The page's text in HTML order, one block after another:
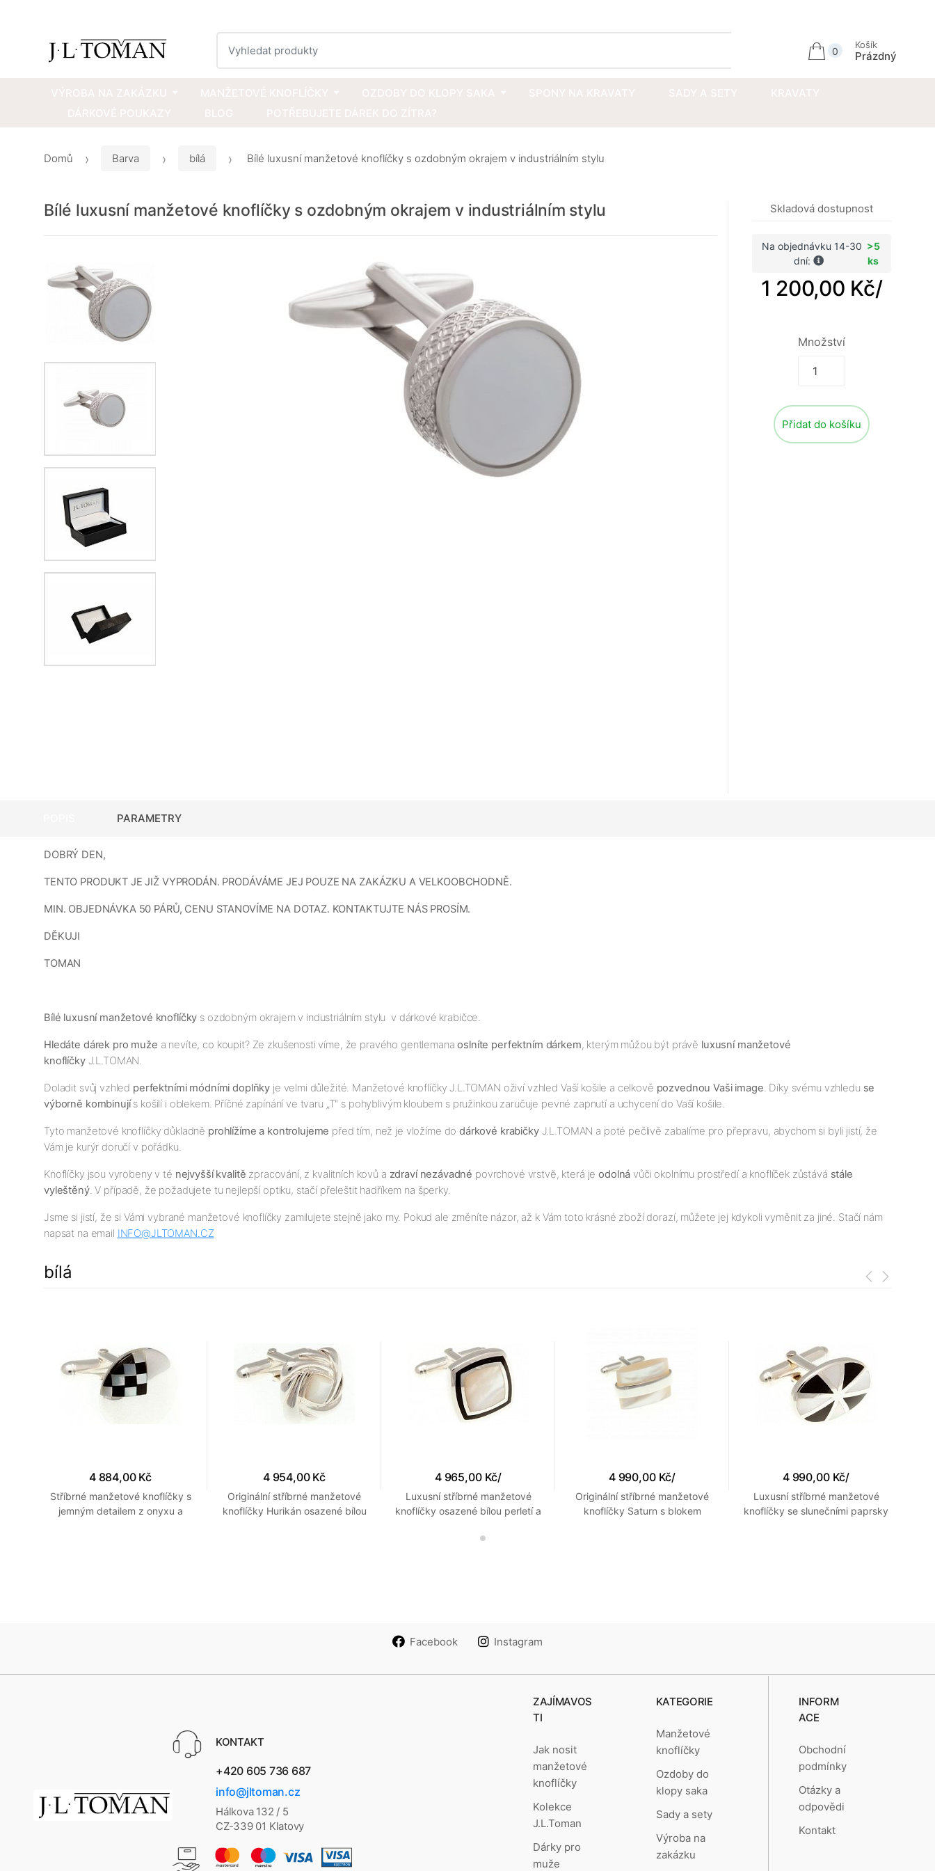
0
Košík
Prázdný
Domů Barva bílá Bílé luxusní manžetové knoflíčky s ozdobným okrajem v industriálním stylu
Bílé luxusní manžetové knoflíčky s ozdobným okrajem v industriálním stylu Skladová dostupnost
Na objednávku 14-30
dní:
>5
ks
1 200,00 Kč/
Množství
Přidat do košíku
PARAMETRY
DOBRÝ DEN,
TENTO PRODUKT JE JIŽ VYPRODÁN. PRODÁVÁME JEJ POUZE NA ZAKÁZKU A VELKOOBCHODNĚ.
MIN. OBJEDNÁVKA 50 PÁRŮ, CENU STANOVÍME NA DOTAZ. KONTAKTUJTE NÁS PROSÍM.
DĚKUJI
TOMAN
Bílé luxusní manžetové knoflíčky s ozdobným okrajem v industriálním stylu v dárkové krabičce.
Hledáte dárek pro muže a nevíte, co koupit? Ze zkušenosti víme, že pravého gentlemanaoslníte perfektním dárkem, kterým můžou být právě luxusní manžetové
knoflíčky J.L.TOMAN.
Doladit svůj vzhled perfektními módními doplňky je velmi důležité. Manžetové knoflíčky J.L.TOMAN oživí vzhled Vaší košile a celkově pozvednou Vaši image. Díky svému vzhledu se
výborně kombinujís košilí i oblekem. Příčné zapínání ve tvaru „T" s pohyblivým kloubem s pružinkou zaručuje pevné zapnutí a uchycení do Vaší košile.
Tyto manžetové knoflíčky důkladně prohlížíme a kontrolujeme před tím, než je vložíme dodárkové krabičkyJ.L.TOMAN a poté pečlivě zabalíme pro přepravu, abychom si byli jistí, že
Vám je kurýr doručí v pořádku.
Knoflíčky jsou vyrobeny v té nejvyšší kvalitě zpracování, z kvalitních kovů a zdraví nezávadné povrchové vrstvě, která jeodolná vůči okolnímu prostředí a knoflíček zůstává stále
vyleštěný. V případě, že požadujete tu nejlepší optiku, stačí přeleštit hadříkem na šperky.
Jsme si jistí, že si Vámi vybrané manžetové knoflíčky zamilujete stejně jako my. Pokud ale změníte názor, až k Vám toto krásné zboží dorazí, můžete jej kdykoli vyměnit za jiné. Stačí nám
napsat na email INFO@JLTOMAN.CZ
bílá
4 884,00 Kč
Stříbrné manžetové knoflíčky s
jemným detailem z onyxu a
4 954,00 Kč
Originální stříbrné manžetové
knoflíčky Hurikán osazené bílou
4 965,00 Kč/
Luxusní stříbrné manžetové
knoflíčky osazené bílou perletí a
4 990,00 Kč/
Originální stříbrné manžetové
knoflíčky Saturn s blokem
4 990,00 Kč/
Luxusní stříbrné manžetové
knoflíčky se slunečními paprsky
Facebook Instagram
KONTAKT
+420 605 736 687
info@jltoman.cz
Hálkova 132 / 5
CZ-339 01 Klatovy
ZAJÍMAVOS
TI
Jak nosit
manžetové
knoflíčky
Kolekce
J.L.Toman
Dárky pro
muže
KATEGORIE
Manžetové
knoflíčky
Ozdoby do
klopy saka
Sady a sety
Výroba na
zakázku
INFORM
ACE
Obchodní
podmínky
Otázky a
odpovědi
Kontakt